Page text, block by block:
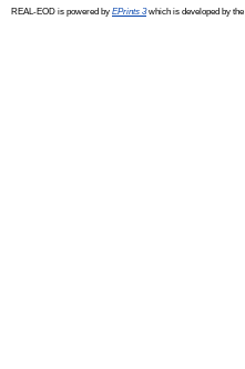
REAL-EOD is powered by EPrints 3which is developed by the